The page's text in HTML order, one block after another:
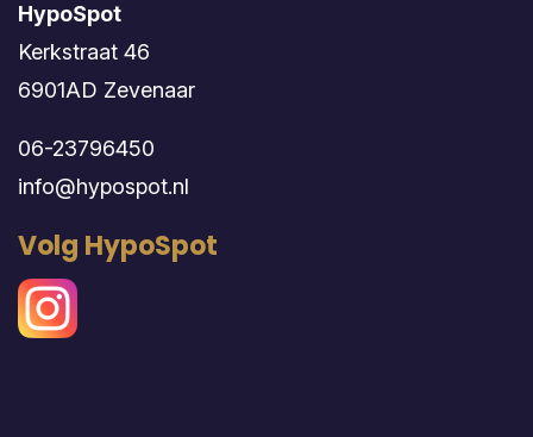
HypoSpot
Kerkstraat 46
6901AD Zevenaar
06-23796450
info@hypospot.nl
Volg HypoSpot